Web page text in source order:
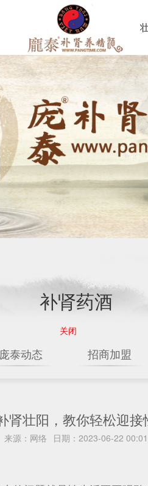
补肾药酒
庞泰动态 招商加盟
肾壮阳，教你轻松迎接
来源： 网络 日期： 2023-06-22 00:01
关闭